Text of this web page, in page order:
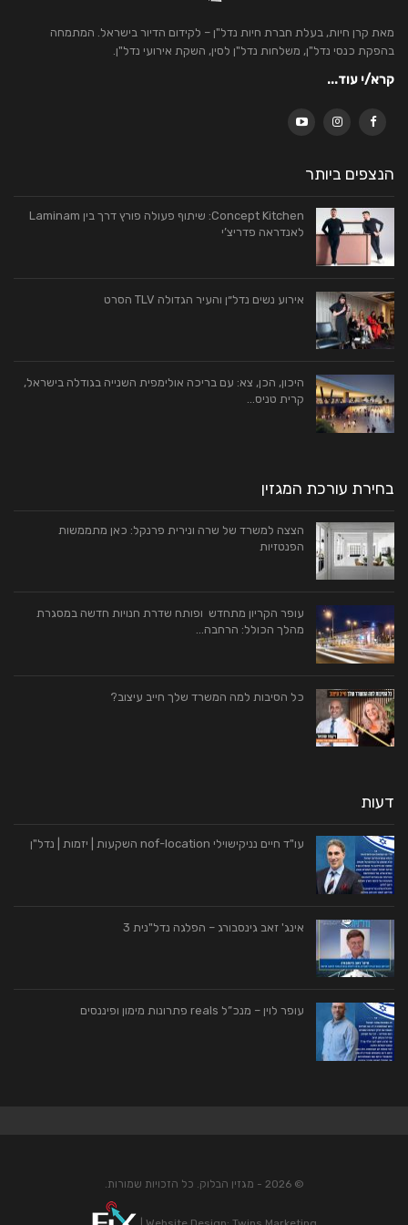
מאת קרן חיות, בעלת חברת חיות נדל"ן – לקידום הדיור בישראל. המתמחה
בהפקת כנסי נדל"ן, משלחות נדל"ן לסין, השקת אירועי נדל"ן.
קרא/י עוד...
הנצפים ביותר
Concept Kitchen: שיתוף פעולה פורץ דרך בין Laminam
לאנדראה פדריצ’י
אירוע נשים נדל״ן והעיר הגדולה TLV הסרט
היכון, הכן, צא: עם בריכה אולימפית השנייה בגודלה בישראל,
קרית טניס…
בחירת עורכת המגזין
הצצה למשרד של שרה ונירית פרנקל: כאן מתממשות
הפנטזיות
עופר הקריון מתחדש ופותח שדרת חנויות חדשה במסגרת
מהלך הכולל: הרחבה…
כל הסיבות למה המשרד שלך חייב עיצוב?
דעות
עו"ד חיים נניקישוילי nof-location השקעות | יזמות | נדל"ן
אינג' זאב גינסבורג – הפלגה נדל"נית 3
עופר לוין – מנכ”ל reals פתרונות מימון ופיננסים
© 2026 - מגזין הבלוק. כל הזכויות שמורות.